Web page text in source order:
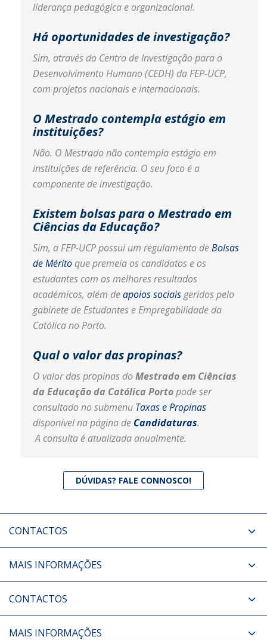
liderança pedagógica e organizacional.
Há oportunidades de investigação?
Sim, através do Centro de Investigação para o
Desenvolvimento Humano (CEDH) da FEP-UCP,
com projetos nacionais e internacionais.
O Mestrado contempla estágio em
instituições?
Não. O Mestrado não contempla estágio em
instituições de referência. O seu foco é a
componente de investigação.
Existem bolsas para o Mestrado em
Ciências da Educação?
Sim, a FEP-UCP possui um regulamento deBolsas
de Mérito que premeia os candidatos e os
estudantes com os melhores resultados
académicos, além deapoios sociais geridos pelo
gabinete de Estudantes e Empregabilidade da
Católica no Porto.
Qual o valor das propinas?
O valor das propinas doMestrado em Ciências
da Educação da Católica Portopode ser
consultado no submenu Taxas e Propinas
disponível na página de Candidaturas.
A consulta é atualizada anualmente.
DÚVIDAS? FALE CONNOSCO!
CONTACTOS
MAIS INFORMAÇÕES
CONTACTOS
MAIS INFORMAÇÕES